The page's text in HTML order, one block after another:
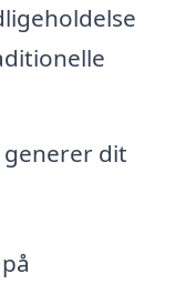
dit